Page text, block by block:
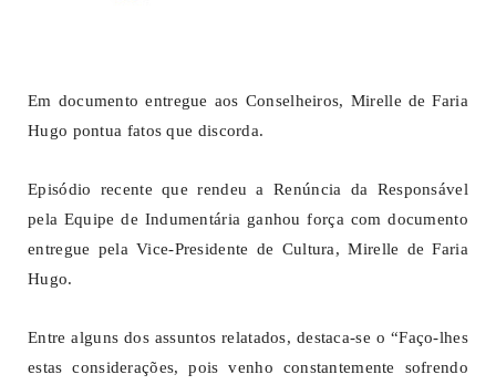
Em documento entregue aos Conselheiros, Mirelle de Faria
Hugo pontua fatos que discorda.
Episódio recente que rendeu a Renúncia da Responsável
pela Equipe de Indumentária ganhou força com documento
entregue pela Vice-Presidente de Cultura, Mirelle de Faria
Hugo.
Entre alguns dos assuntos relatados, destaca-se o “Faço-lhes
estas considerações, pois venho constantemente sofrendo